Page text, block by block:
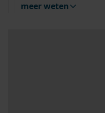
meer weten